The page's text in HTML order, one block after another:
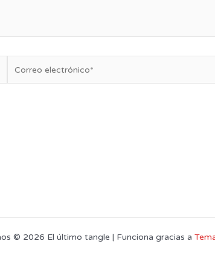
electrónico*
© 2026 El último tangle | Funciona gracias a